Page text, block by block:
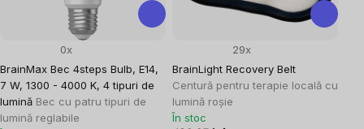
BrainMax Bec 4steps Bulb, E14,
7 W, 1300 - 4000 K, 4 tipuri de
lumină Bec cu patru tipuri de
lumină reglabile
0x
BrainLight Recovery Belt
Centură pentru terapie locală cu
lumină roșie
29x
În stoc